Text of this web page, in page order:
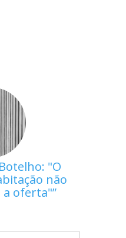
"O
não
a oferta"